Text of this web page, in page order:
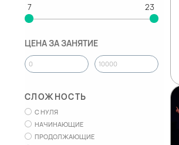
ЦЕНА ЗА ЗАНЯТИЕ
СЛОЖНОСТЬ
С НУЛЯ
НАЧИНАЮЩИЕ
ПРОДОЛЖАЮЩИЕ